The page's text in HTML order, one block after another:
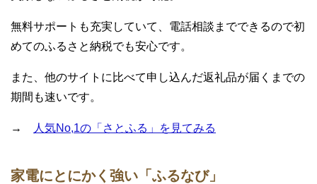
無料サポートも充実していて、電話相談までできるので初
めてのふるさと納税でも安心です。
また、他のサイトに比べて申し込んだ返礼品が届くまでの
期間も速いです。
→ 人気No,1の「さとふる」を見てみる
家電にとにかく強い「ふるなび」